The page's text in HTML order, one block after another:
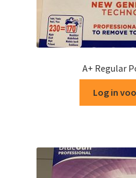
A+ Regular
Log in